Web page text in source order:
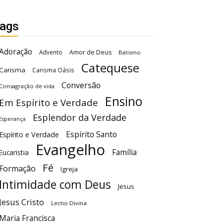
Advento Amor de Deus Batismo
Carisma Oásis Catequese
de vida Conversão
Espírito e Verdade Ensino
Esplendor da Verdade
e Verdade Espírito Santo
Evangelho
Família
Fé Igreja
com Deus Jesus
Cristo Lectio Divina
Francisca